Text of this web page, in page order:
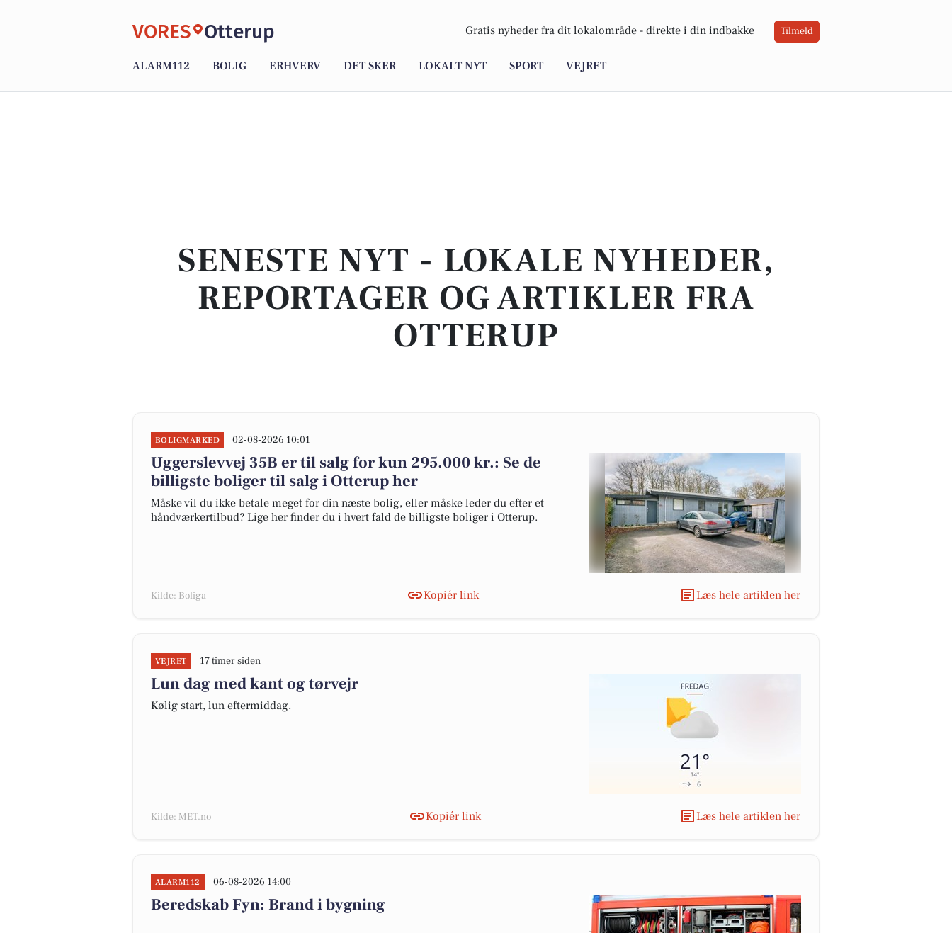
VORES Otterup Gratis nyheder fra dit lokalområde - direkte i din indbakke Tilmeld
ALARM112 BOLIG ERHVERV DET SKER LOKALT NYT SPORT VEJRET
SENESTE NYT - LOKALE NYHEDER,
REPORTAGER OG ARTIKLER FRA
OTTERUP
BOLIGMARKED 02-08-2026 10:01
Uggerslevvej 35B er til salg for kun 295.000 kr.: Se de
billigste boliger til salg i Otterup her
Måske vil du ikke betale meget for din næste bolig, eller måske leder du efter et
håndværkertilbud? Lige her finder du i hvert fald de billigste boliger i Otterup.
Kilde: Boliga Kopiér link Læs hele artiklen her
VEJRET 17 timer siden
Lun dag med kant og tørvejr
Kølig start, lun eftermiddag.
Kilde: MET.no Kopiér link Læs hele artiklen her
ALARM112 06-08-2026 14:00
Beredskab Fyn: Brand i bygning